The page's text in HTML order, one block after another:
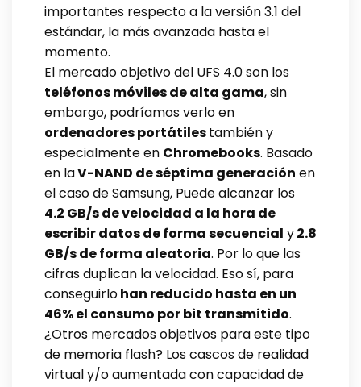
importantes respecto a la versión 3.1 del
estándar, la más avanzada hasta el
momento.
El mercado objetivo del UFS 4.0 son los
teléfonos móviles de alta gama, sin
embargo, podríamos verlo en
ordenadores portátilestambién y
especialmente en Chromebooks. Basado
en laV-NAND de séptima generación en
el caso de Samsung, Puede alcanzar los
4.2 GB/s de velocidad a la hora de
escribir datos de forma secuencial y2.8
GB/s de forma aleatoria. Por lo que las
cifras duplican la velocidad. Eso sí, para
conseguirlohan reducido hasta en un
46% el consumo por bit transmitido.
¿Otros mercados objetivos para este tipo
de memoria flash? Los cascos de realidad
virtual y/o aumentada con capacidad de